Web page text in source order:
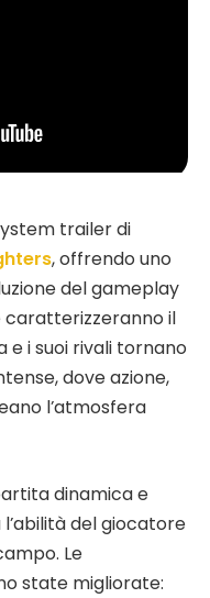
trailer di
, offrendo uno
del gameplay
caratterizzeranno il
e i suoi rivali tornano
dove azione,
l’atmosfera
dinamica e
del giocatore
Le
state migliorate: